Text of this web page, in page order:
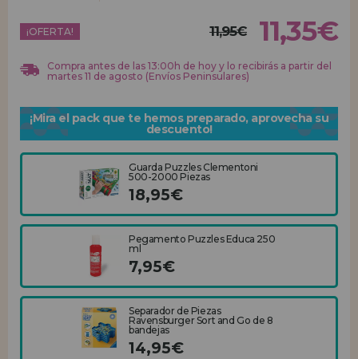
REGISTRO DISTRIBUIDOR
¡OFERTA! 11,95€ 11,35€
Compra antes de las 13:00h de hoy y lo recibirás a partir del
martes 11 de agosto (Envíos Peninsulares)
¡Mira el pack que te hemos preparado, aprovecha su
descuento!
Guarda Puzzles Clementoni
500-2000 Piezas
18,95€
Pegamento Puzzles Educa 250
ml
7,95€
Separador de Piezas
Ravensburger Sort and Go de 8
bandejas
14,95€